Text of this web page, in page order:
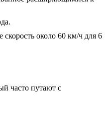
около 60 км/ч для 6
часто путают с